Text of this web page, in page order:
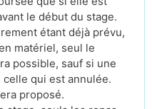
le début du stage.
étant déjà prévu,
matériel, seul le
possible, sauf si une
qui est annulée.
proposé.